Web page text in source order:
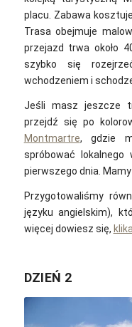
placu. Zabawa
Trasa obejmuje
przejazd trwa około
szybko się
wchodzeniem i
Jeśli masz jeszcze
przejdź się po
Montmartre, gdzie
spróbować
pierwszego dnia.
Przygotowaliśmy
języku angielskim),
więcej dowiesz się,
DZIEŃ 2